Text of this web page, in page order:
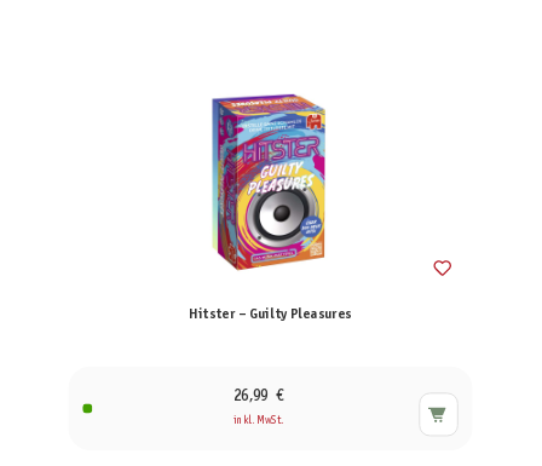
Hitster – Guilty Pleasures
26,99 €
inkl. MwSt.